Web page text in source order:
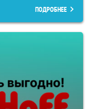
ПОДРОБНЕЕ